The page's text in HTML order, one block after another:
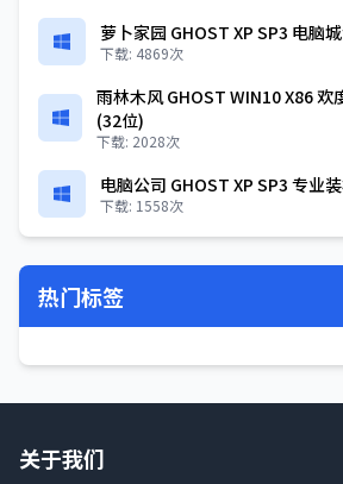
萝卜家园 GHOST XP SP3 电脑
下载: 4869次
雨林木风 GHOST WIN10 X86 欢
(32位)
下载: 2028次
电脑公司 GHOST XP SP3 专业
下载: 1558次
热门标签
关于我们